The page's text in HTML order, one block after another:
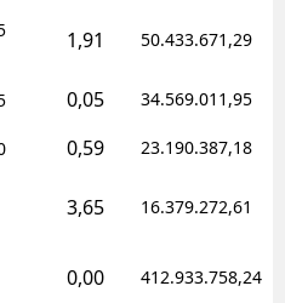
1,91 50.433.671,29
0,05 34.569.011,95
0,59 23.190.387,18
3,65 16.379.272,61
0,00 412.933.758,24